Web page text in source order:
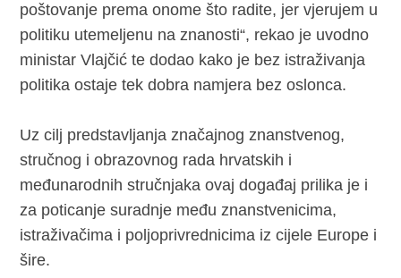
poštovanje prema onome što radite, jer vjerujem u
politiku utemeljenu na znanosti“, rekao je uvodno
ministar Vlajčić te dodao kako je bez istraživanja
politika ostaje tek dobra namjera bez oslonca.
Uz cilj predstavljanja značajnog znanstvenog,
stručnog i obrazovnog rada hrvatskih i
međunarodnih stručnjaka ovaj događaj prilika je i
za poticanje suradnje među znanstvenicima,
istraživačima i poljoprivrednicima iz cijele Europe i
šire.